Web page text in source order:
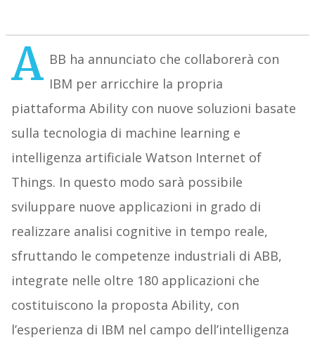
A BB ha annunciato che collaborerà con
IBM per arricchire la propria
piattaforma Ability con nuove soluzioni basate
sulla tecnologia di machine learning e
intelligenza artificiale Watson Internet of
Things. In questo modo sarà possibile
sviluppare nuove applicazioni in grado di
realizzare analisi cognitive in tempo reale,
sfruttando le competenze industriali di ABB,
integrate nelle oltre 180 applicazioni che
costituiscono la proposta Ability, con
l’esperienza di IBM nel campo dell’intelligenza